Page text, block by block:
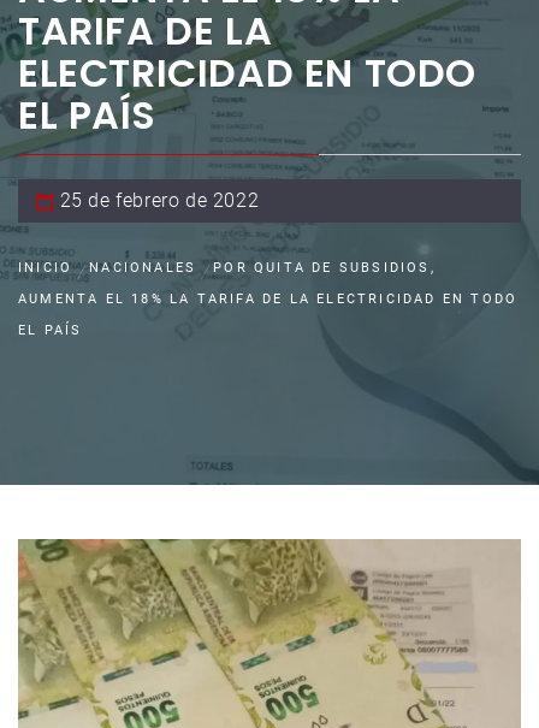
TARIFA DE LA
ELECTRICIDAD EN TODO
EL PAÍS
25 de febrero de 2022
INICIO NACIONALES
POR QUITA DE SUBSIDIOS,
AUMENTA EL 18% LA TARIFA DE LA ELECTRICIDAD EN TODO
EL PAÍS